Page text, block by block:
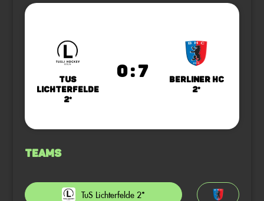
TuS
Lichterfelde
2*
0 : 7
Berliner HC
2*
Teams
TuS Lichterfelde 2*